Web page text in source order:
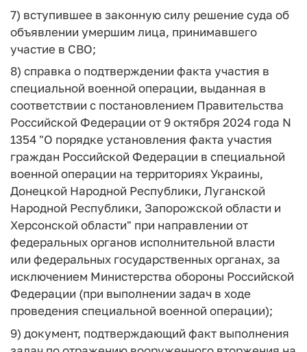
7) вступившее в законную силу решение суда об
объявлении умершим лица, принимавшего
участие в СВО;
8) справка о подтверждении факта участия в
специальной военной операции, выданная в
соответствии с постановлением Правительства
Российской Федерации от 9 октября 2024 года N
1354 "О порядке установления факта участия
граждан Российской Федерации в специальной
военной операции на территориях Украины,
Донецкой Народной Республики, Луганской
Народной Республики, Запорожской области и
Херсонской области" при направлении от
федеральных органов исполнительной власти
или федеральных государственных органах, за
исключением Министерства обороны Российской
Федерации (при выполнении задач в ходе
проведения специальной военной операции);
9) документ, подтверждающий факт выполнения